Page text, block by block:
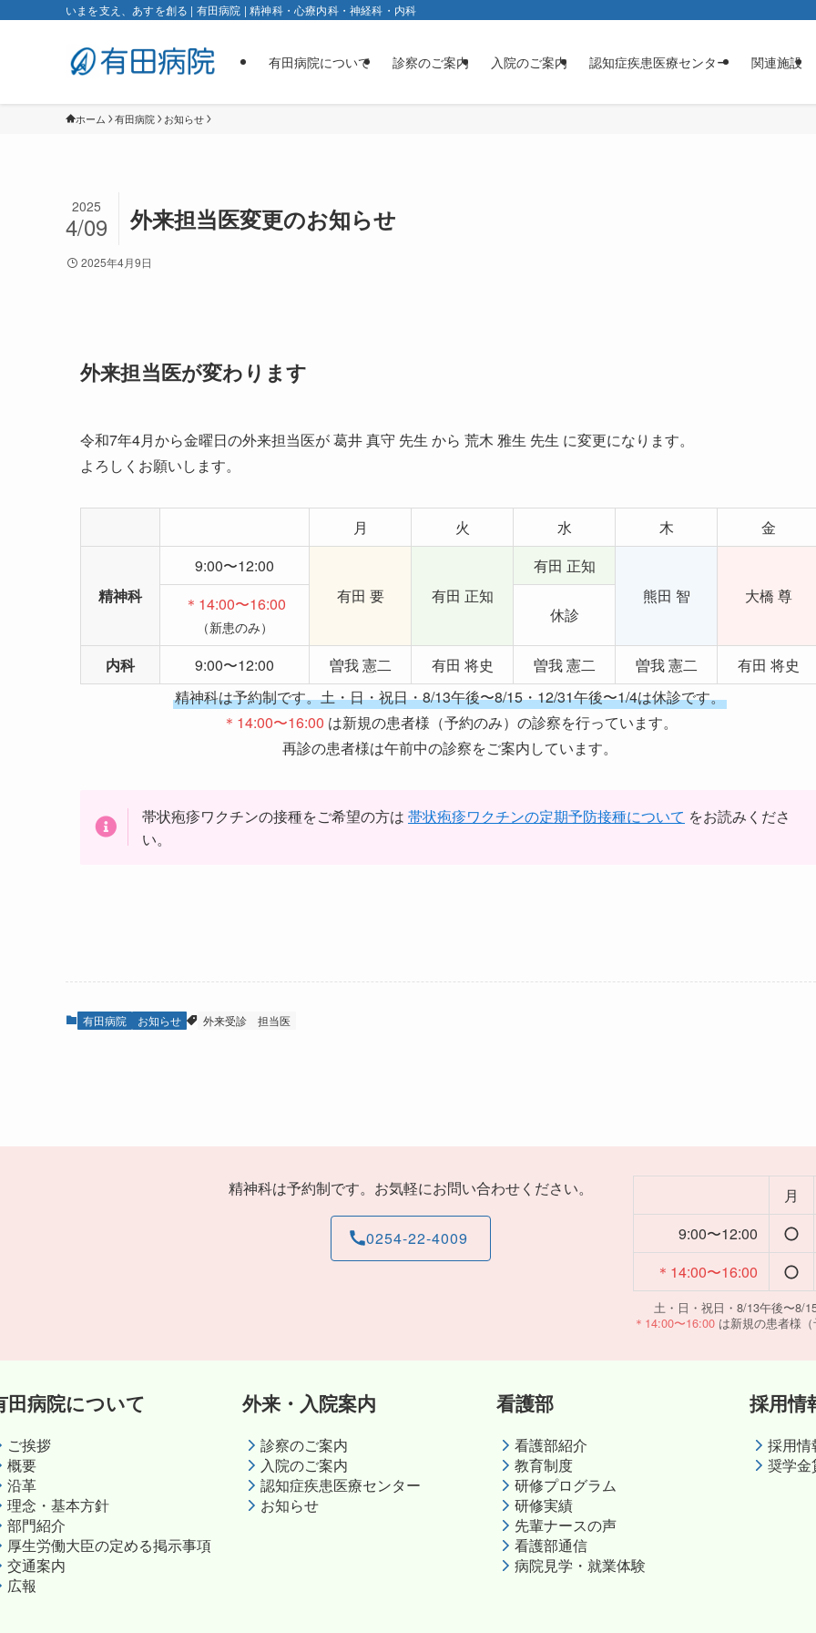
いまを⽀え、あすを創る | 有田病院 | 精神科・心療内科・神経科・内科
有田病院について 診察のご案内 入院のご案内 認知症疾患医療センター 関連施設
ホーム 有田病院 お知らせ
外来担当医変更のお知らせ
2025
4/09
2025年4月9日
外来担当医が変わります
令和7年4月から金曜日の外来担当医が 葛井 真守 先生 から 荒木 雅生 先生 に変更になります。
よろしくお願いします。
月 火 水 木 金
精神科
9:00〜12:00
有田 要
有田 正知
有田 正知
熊田 智
大橋 尊
＊14:00〜16:00
（新患のみ）
休診
内科 9:00〜12:00 曽我 憲二 有田 将史 曽我 憲二 曽我 憲二
有田 将史
精神科は予約制です。土・日・祝日・8/13午後〜8/15・12/31午後〜1/4は休診です。
＊14:00〜16:00 は新規の患者様（予約のみ）の診察を行っています。
再診の患者様は午前中の診察をご案内しています。
帯状疱疹ワクチンの接種をご希望の方は 帯状疱疹ワクチンの定期予防接種について をお読みくださ
い。
有田病院 お知らせ 外来受診 担当医
精神科は予約制です。お気軽にお問い合わせください。
0254-22-4009
月
9:00〜12:00
＊14:00〜16:00
土・日・祝日・8/13午後〜8/
＊14:00〜16:00は新規の患者様（
田病院について
ご挨拶
概要
沿革
理念・基本方針
部門紹介
厚生労働大臣の定める掲示事項
交通案内
広報
外来・入院案内
診察のご案内
入院のご案内
認知症疾患医療センター
お知らせ
看護部
看護部紹介
教育制度
研修プログラム
研修実績
先輩ナースの声
看護部通信
病院見学・就業体験
採用情
採用情
奨学金